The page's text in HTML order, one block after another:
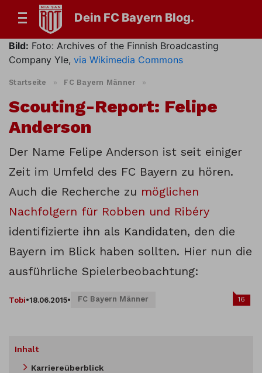
Dein FC Bayern Blog.
Bild: Foto: Archives of the Finnish Broadcasting
Company Yle, via Wikimedia Commons
Startseite » FC Bayern Männer »
Scouting-Report: Felipe
Anderson
Der Name Felipe Anderson ist seit einiger
Zeit im Umfeld des FC Bayern zu hören.
Auch die Recherche zu möglichen
Nachfolgern für Robben und Ribéry
identifizierte ihn als Kandidaten, den die
Bayern im Blick haben sollten. Hier nun die
ausführliche Spielerbeobachtung:
Tobi•18.06.2015• FC Bayern Männer 16
Inhalt
Karriereüberblick